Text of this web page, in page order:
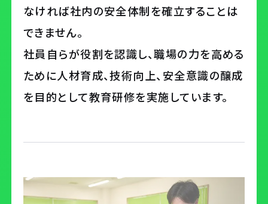
働く環境を知る
働く環境を知るTOP
クロストーク
研修制度
福利厚生
なければ社内の安全体制を確立することは
できません。
社員自らが役割を認識し、職場の力を高める
ために人材育成、技術向上、安全意識の醸成
を目的として教育研修を実施しています。